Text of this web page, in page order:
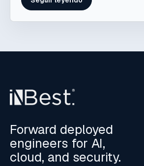
Forward deployed
engineers for AI,
cloud, and security.